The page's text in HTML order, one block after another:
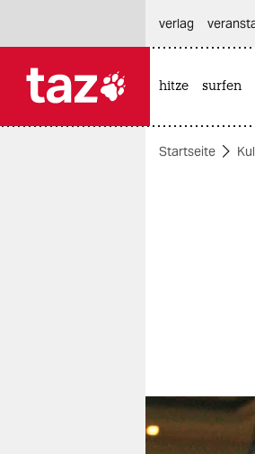
themen
berlin
verlag
hitze surfen
Startseite